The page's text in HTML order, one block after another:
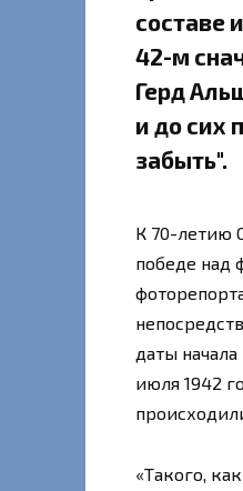
составе
42-м
Герд
и до сих
забыть".
К 70-летию
победе над
даты
июля 1942
«Такого,